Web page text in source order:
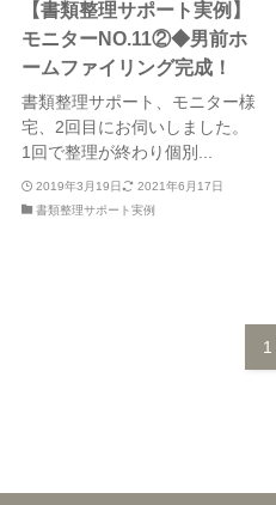
【書類整理サポート実例】
モニターNO.11②◆男前ホ
ームファイリング完成！
書類整理サポート、モニター様
宅、2回目にお伺いしました。
1回で整理が終わり個別...
2019年3月19日
2021年6月17日
書類整理サポート実例
1